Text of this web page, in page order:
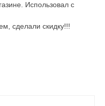
Использовал с
сделали скидку!!!